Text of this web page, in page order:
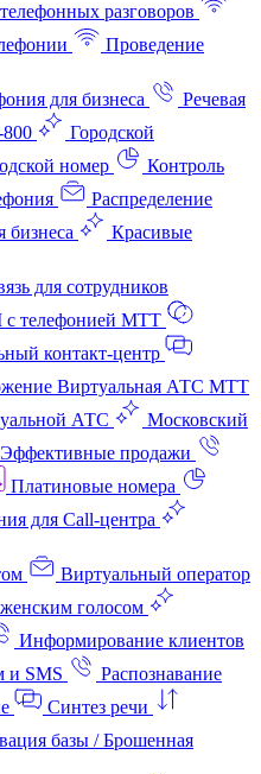
разговоров
Проведение
для бизнеса
Речевая
Городской
номер
Контроль
Распределение
бизнеса
Красивые
для сотрудников
с телефонией МТТ
контакт‑центр
Виртуальная АТС МТТ
АТС
Московский
Эффективные продажи
Платиновые номера
для Call-центра
Виртуальный оператор
голосом
Информирование клиентов
и SMS
Распознавание
Синтез речи
базы / Брошенная